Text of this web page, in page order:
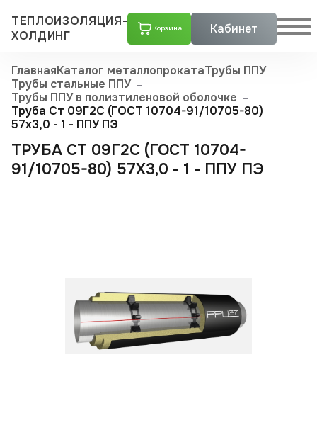
ТЕПЛОИЗОЛЯЦИЯ-
ХОЛДИНГ
Корзина Кабинет
ГлавнаяКаталог металлопрокатаТрубы ППУ
Трубы стальные ППУ
Трубы ППУ в полиэтиленовой оболочке
Труба Ст 09Г2С (ГОСТ 10704-91/10705-80)
57х3,0 - 1 - ППУ ПЭ
ТРУБА СТ 09Г2С (ГОСТ 10704-
91/10705-80) 57Х3,0 - 1 - ППУ ПЭ